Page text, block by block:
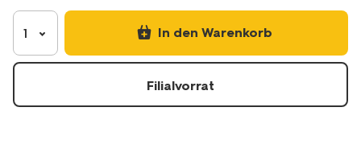
80840059.html
1 In den Warenkorb
Filialvorrat